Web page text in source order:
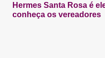
Hermes Santa Rosa é
conheça os vereadores